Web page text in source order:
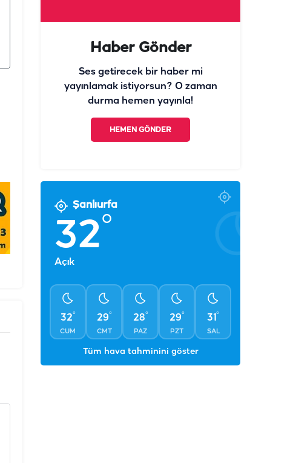
Haber Gönder
Ses getirecek bir haber mi
yayınlamak istiyorsun? O zaman
durma hemen yayınla!
HEMEN GÖNDER
Şanlıurfa
32°
Açık
32°
CUM
29°
CMT
28°
PAZ
29°
PZT
31°
SAL
Tüm hava tahminini göster